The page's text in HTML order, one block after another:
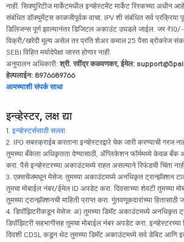
नाही. सिक्युरिटीज मार्केटमधील इन्व्हेस्टमेंट मार्केट रिस्कच्या अधीन
संबंधित डॉक्युमेंट्स काळजीपूर्वक वाचा. IPV शी संबंधित सर्व प्रक्रिया
डिलिजन्स पूर्ण झाल्यानंतर डिजिटल अकाउंट उघडले जाईल. जर ₹10/-
विक्री/खरेदी मूल्य असेल तर प्रति शेअर कमाल 25 पैसा ब्रोकरेज
SEBI विहित मर्यादेपेक्षा जास्त होणार नाही.
अनुपालन अधिकारी: श्री. रवींद्र कळवणकर, ईमेल:
हेल्पलाईन: 8976689766
आमच्याशी संपर्क साधा
इन्व्हेस्टर, लक्ष द्या
1. इन्व्हेस्टर्ससाठी सल्ला
2. IPO सबस्क्राईब करताना इन्व्हेस्टरद्वारे चेक जारी करण्याची गरज
तुमच्या बँकेला अधिकृतता देण्यासाठी, ॲप्लिकेशन फॉर्ममध्ये केवळ बँक
करा. पैसे इन्व्हेस्टरच्या अकाउंटमध्ये राहत असल्याने रिफंडची चिंता
3. एक्सचेंजमधून मेसेज: तुमच्या अकाउंटमध्ये अनधिकृत ट्रान्झॅक्शन
तुमचा मोबाईल नंबर/ईमेल ID अपडेट करा. दिवसाच्या शेवटी तुमच्या
तुमच्या ट्रान्झॅक्शनची माहिती प्राप्त करा. गुंतवणूकदारांच्या हितासाठी
4. डिपॉझिटरीकडून मेसेज: अ) तुमच्या डिमॅट अकाउंटमध्ये अनधिकृत
डिपॉझिटरी सहभागीसह तुमचा मोबाईल नंबर अपडेट करा. इन्व्हेस्टरच्या
दिवशी CDSL कडून थेट तुमच्या डिमॅट अकाउंटमध्ये सर्व डेबिट आणि